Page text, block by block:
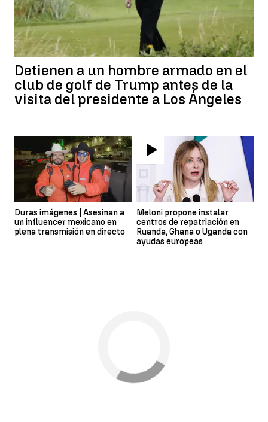
Detienen a un hombre armado en el
club de golf de Trump antes de la
visita del presidente a Los Ángeles
Duras imágenes | Asesinan a
un influencer mexicano en
plena transmisión en directo
Meloni propone instalar
centros de repatriación en
Ruanda, Ghana o Uganda con
ayudas europeas